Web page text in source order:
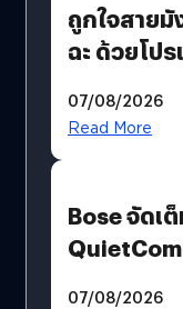
ถูกใจสายมั
ฉะ ด้วยโป
มีภาษาไทย
07/08/2026
Read More
Bose จัดเ
07/08/2026